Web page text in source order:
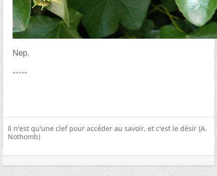
Nep.
-----
Il n'est qu'une clef pour accéder au savoir, et c'est le désir (A.
Nothomb)